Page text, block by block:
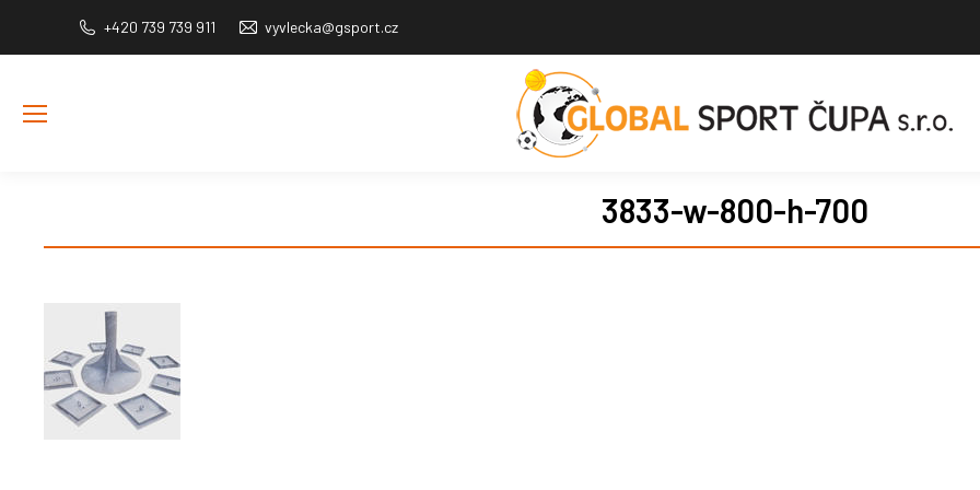
+420 739 739 911 vyvlecka@gsport.cz
3833-w-800-h-700